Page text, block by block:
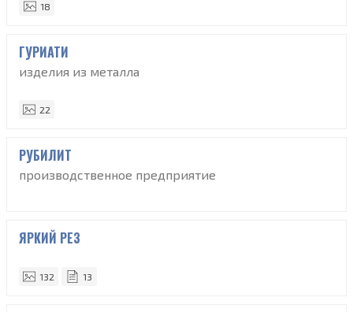
18
ГУРИАТИ
изделия из металла
22
РУБИЛИТ
производственное предприятие
ЯРКИЙ РЕЗ
132 13